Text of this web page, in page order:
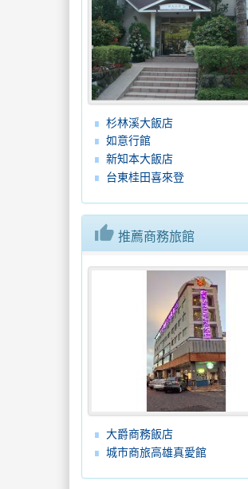
杉林溪大飯店
如意行館
新知本大飯店
台東桂田喜來登
thumb_up 推薦商務旅館
大爵商務飯店
城市商旅高雄真愛館